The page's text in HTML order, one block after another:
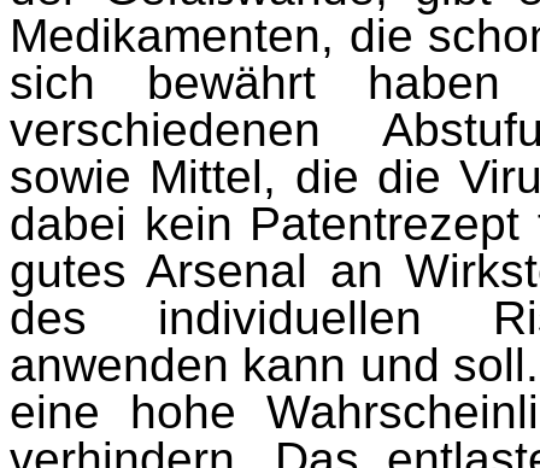
Medikamenten, die
sich bewährt
verschiedenen
sowie Mittel, die die
dabei kein
gutes Arsenal an
des individuellen
anwenden kann und
eine hohe